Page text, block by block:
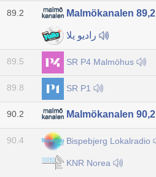
89.2 Malmökanalen 89,2
89.5 SR P4 Malmöhus
89.8 SR P1
90.2 Malmökanalen 90,2
90.4 Bispebjerg Lokalradio
KNR Norea